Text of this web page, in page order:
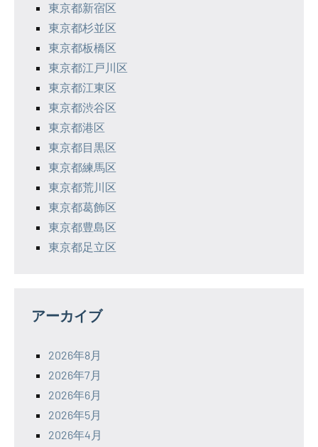
東京都新宿区
東京都杉並区
東京都板橋区
東京都江戸川区
東京都江東区
東京都渋谷区
東京都港区
東京都目黒区
東京都練馬区
東京都荒川区
東京都葛飾区
東京都豊島区
東京都足立区
アーカイブ
2026年8月
2026年7月
2026年6月
2026年5月
2026年4月